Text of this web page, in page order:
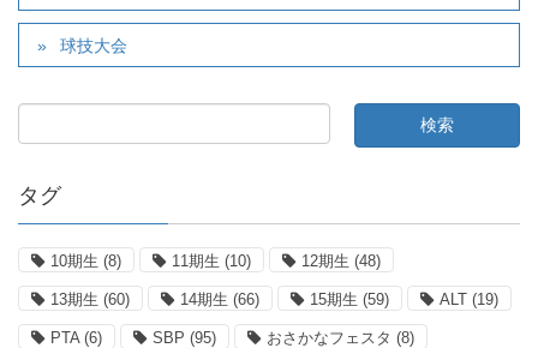
球技大会
タグ
10期生 (8) 11期生 (10) 12期生 (48)
13期生 (60) 14期生 (66) 15期生 (59) ALT (19)
PTA (6) SBP (95) おさかなフェスタ (8)